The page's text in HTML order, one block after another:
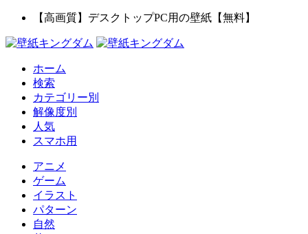
【高画質】デスクトップPC用の壁紙【無料】
ホーム
検索
カテゴリー別
解像度別
人気
スマホ用
アニメ
ゲーム
イラスト
パターン
自然